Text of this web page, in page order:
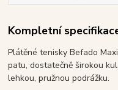
Kompletní
Plátěné tenisky Befado
patu, dostatečně širokou
lehkou, pružnou podrážku.